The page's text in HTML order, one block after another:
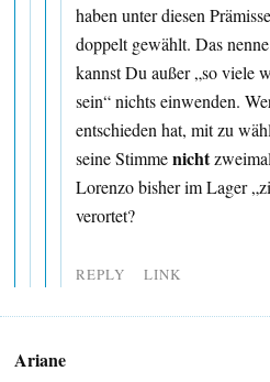
haben unter diesen
doppelt gewählt. Das
kannst Du außer „so viele
sein“ nichts einwenden.
entschieden hat, mit zu
seine Stimmenicht
Lorenzo bisher im Lager
verortet?
REPLY LINK
Ariane